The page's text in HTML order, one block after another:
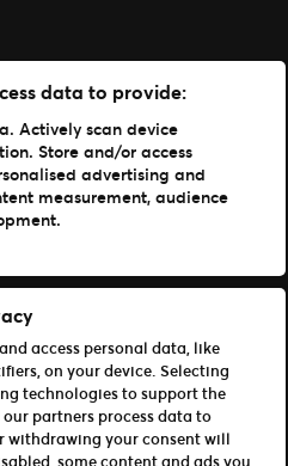
data to provide:
Actively scan device
Store and/or access
advertising and
measurement, audience
access personal data, like
on your device. Selecting
technologies to support the
partners process data to
withdrawing your consent will
some content and ads you